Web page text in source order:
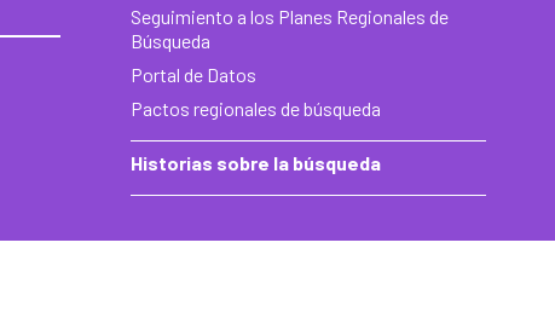
Seguimiento a los Planes Regionales de
Búsqueda
Portal de Datos
Pactos regionales de búsqueda
Historias sobre la búsqueda